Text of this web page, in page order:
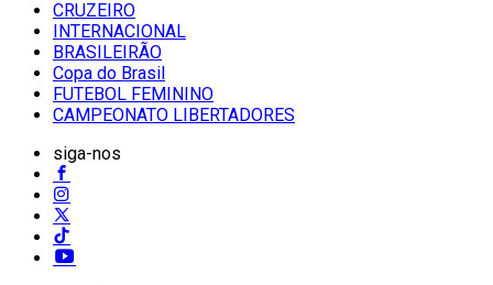
CRUZEIRO
INTERNACIONAL
BRASILEIRÃO
Copa do Brasil
FUTEBOL FEMININO
CAMPEONATO LIBERTADORES
siga-nos